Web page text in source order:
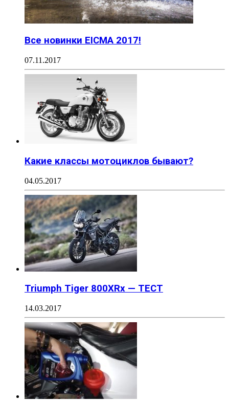
Все новинки EICMA 2017!
07.11.2017
Какие классы мотоциклов бывают?
04.05.2017
Triumph Tiger 800XRx — ТЕСТ
14.03.2017